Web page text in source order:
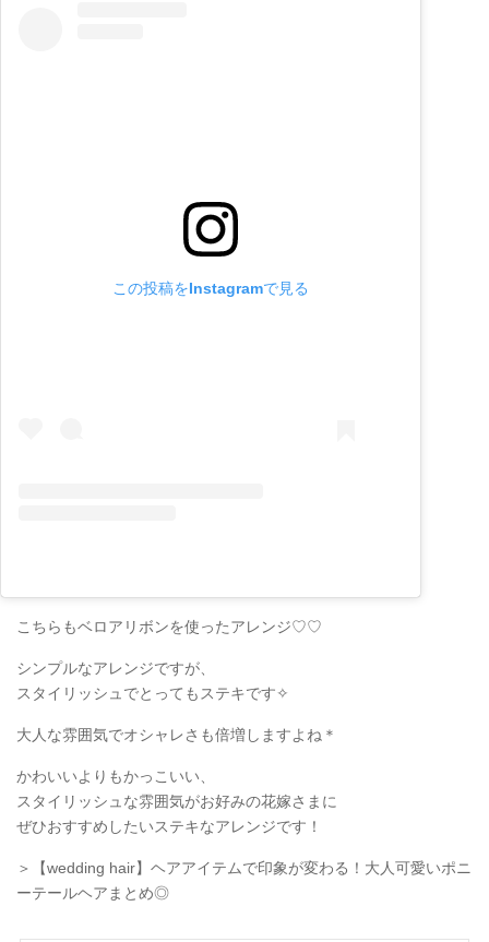
この投稿をInstagramで見る
こちらもベロアリボンを使ったアレンジ♡♡
シンプルなアレンジですが、
スタイリッシュでとってもステキです✧
大人な雰囲気でオシャレさも倍増しますよね＊
かわいいよりもかっこいい、
スタイリッシュな雰囲気がお好みの花嫁さまに
ぜひおすすめしたいステキなアレンジです！
＞【wedding hair】ヘアアイテムで印象が変わる！大人可愛いポニ
ーテールヘアまとめ◎